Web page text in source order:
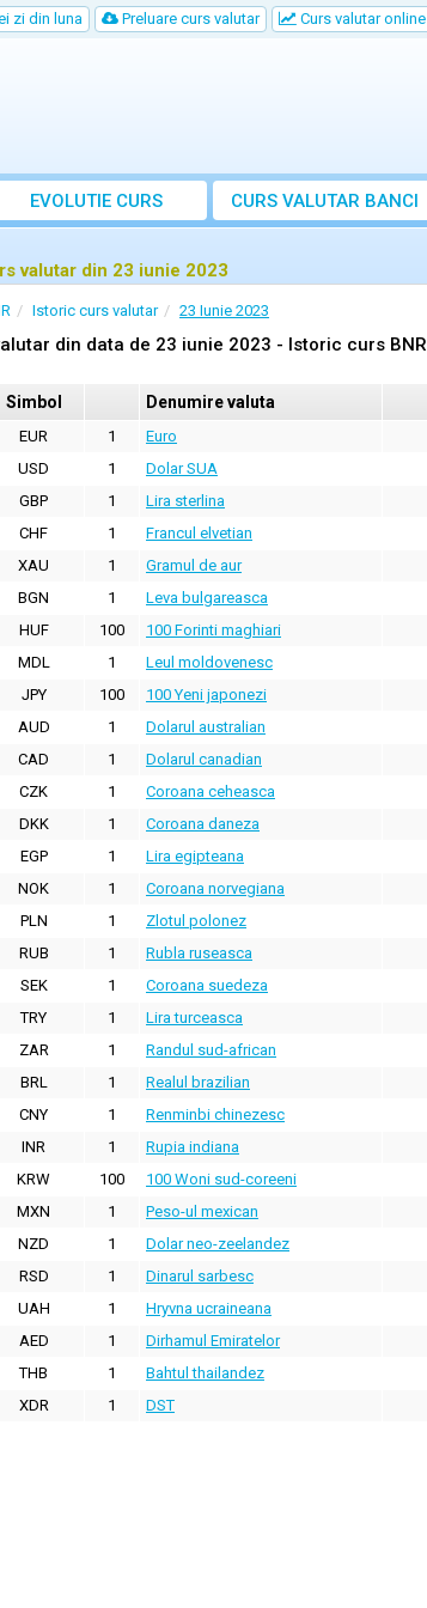
zi din luna Preluare curs valutar Curs valutar online
EVOLUTIE CURS CURS VALUTAR BANCI
valutar din 23 iunie 2023
Istoric curs valutar 23 Iunie 2023
din data de 23 iunie 2023 - Istoric curs BNR
Simbol Denumire valuta
EUR 1 Euro
USD
1 Dolar SUA
GBP
1 Lira sterlina
CHF
1 Francul elvetian
XAU
1 Gramul de aur
BGN
1 Leva bulgareasca
HUF
100 100 Forinti maghiari
MDL
1 Leul moldovenesc
JPY
100 100 Yeni japonezi
AUD
1 Dolarul australian
CAD
1 Dolarul canadian
CZK
1 Coroana ceheasca
DKK
1 Coroana daneza
EGP
1 Lira egipteana
NOK
1 Coroana norvegiana
PLN
1 Zlotul polonez
RUB
1 Rubla ruseasca
SEK
1 Coroana suedeza
TRY
1 Lira turceasca
ZAR
1 Randul sud-african
BRL
1 Realul brazilian
CNY
1 Renminbi chinezesc
INR
1 Rupia indiana
KRW
100 100 Woni sud-coreeni
MXN
1 Peso-ul mexican
NZD
1 Dolar neo-zeelandez
RSD
1 Dinarul sarbesc
UAH
1 Hryvna ucraineana
AED
1 Dirhamul Emiratelor
THB
1 Bahtul thailandez
XDR
1 DST